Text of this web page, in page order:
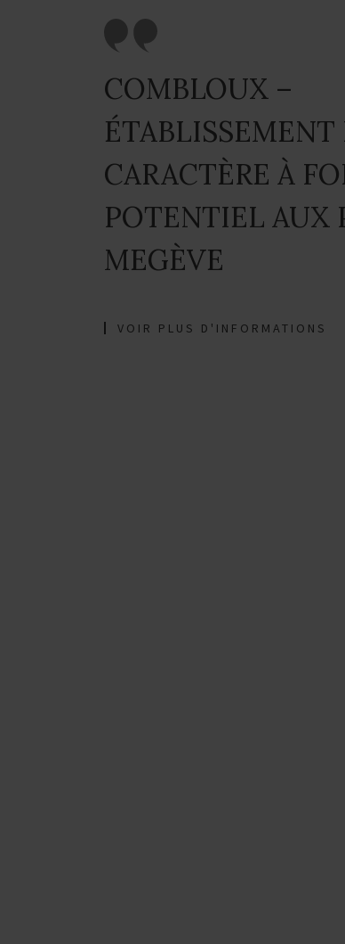
COMBLOUX –
ÉTABLISSEMENT
CARACTÈRE À
POTENTIEL AUX
MEGÈVE
VOIR PLUS D'INFORMATIONS